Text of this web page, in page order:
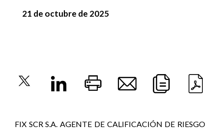
21 de octubre de 2025
FIX SCR S.A. AGENTE DE CALIFICACIÓN DE RIESGO